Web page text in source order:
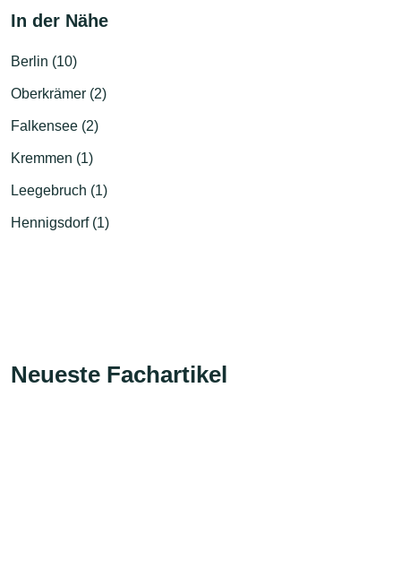
In der Nähe
Berlin (10)
Oberkrämer (2)
Falkensee (2)
Kremmen (1)
Leegebruch (1)
Hennigsdorf (1)
Neueste Fachartikel